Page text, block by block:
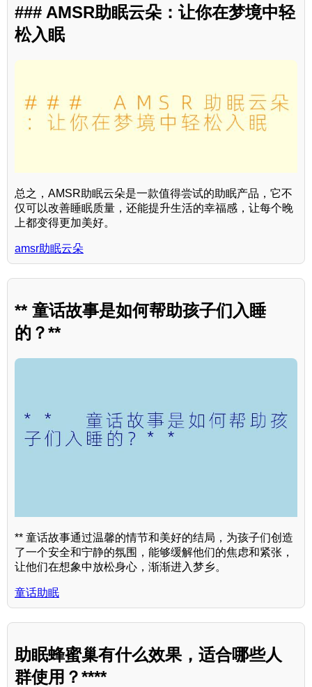
### AMSR助眠云朵：让你在梦境中轻
松入眠
总之，AMSR助眠云朵是一款值得尝试的助眠产品，它不
仅可以改善睡眠质量，还能提升生活的幸福感，让每个晚
上都变得更加美好。
amsr助眠云朵
** 童话故事是如何帮助孩子们入睡
的？**
** 童话故事通过温馨的情节和美好的结局，为孩子们创造
了一个安全和宁静的氛围，能够缓解他们的焦虑和紧张，
让他们在想象中放松身心，渐渐进入梦乡。
童话助眠
助眠蜂蜜巢有什么效果，适合哪些人
群使用？****